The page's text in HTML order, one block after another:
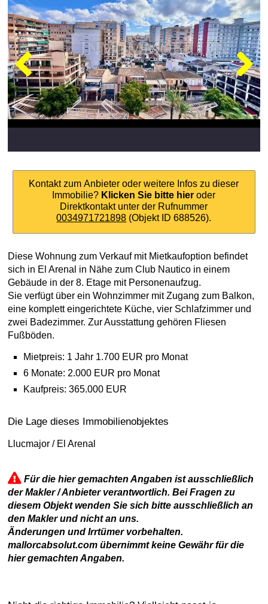
Kontakt zum Anbieter oder weitere Infos zu dieser
Immobilie? Klicken Sie bitte hier oder
Direktkontakt unter der Rufnummer
0034971721898 (Objekt ID 688526).
Diese Wohnung zum Verkauf mit Mietkaufoption befindet
sich in El Arenal in Nähe zum Club Nautico in einem
Gebäude in der 8. Etage mit Personenaufzug.
Sie verfügt über ein Wohnzimmer mit Zugang zum Balkon,
eine komplett eingerichtete Küche, vier Schlafzimmer und
zwei Badezimmer. Zur Ausstattung gehören Fliesen
Fußböden.
Mietpreis: 1 Jahr 1.700 EUR pro Monat
6 Monate: 2.000 EUR pro Monat
Kaufpreis: 365.000 EUR
Die Lage dieses Immobilienobjektes
Llucmajor / El Arenal
Für die hier gemachten Angaben ist ausschließlich
der Makler / Anbieter verantwortlich. Bei Fragen zu
diesem Objekt wenden Sie sich bitte ausschließlich an
den Makler und nicht an uns.
Änderungen und Irrtümer vorbehalten.
mallorcabsolut.com übernimmt keine Gewähr für die
hier gemachten Angaben.